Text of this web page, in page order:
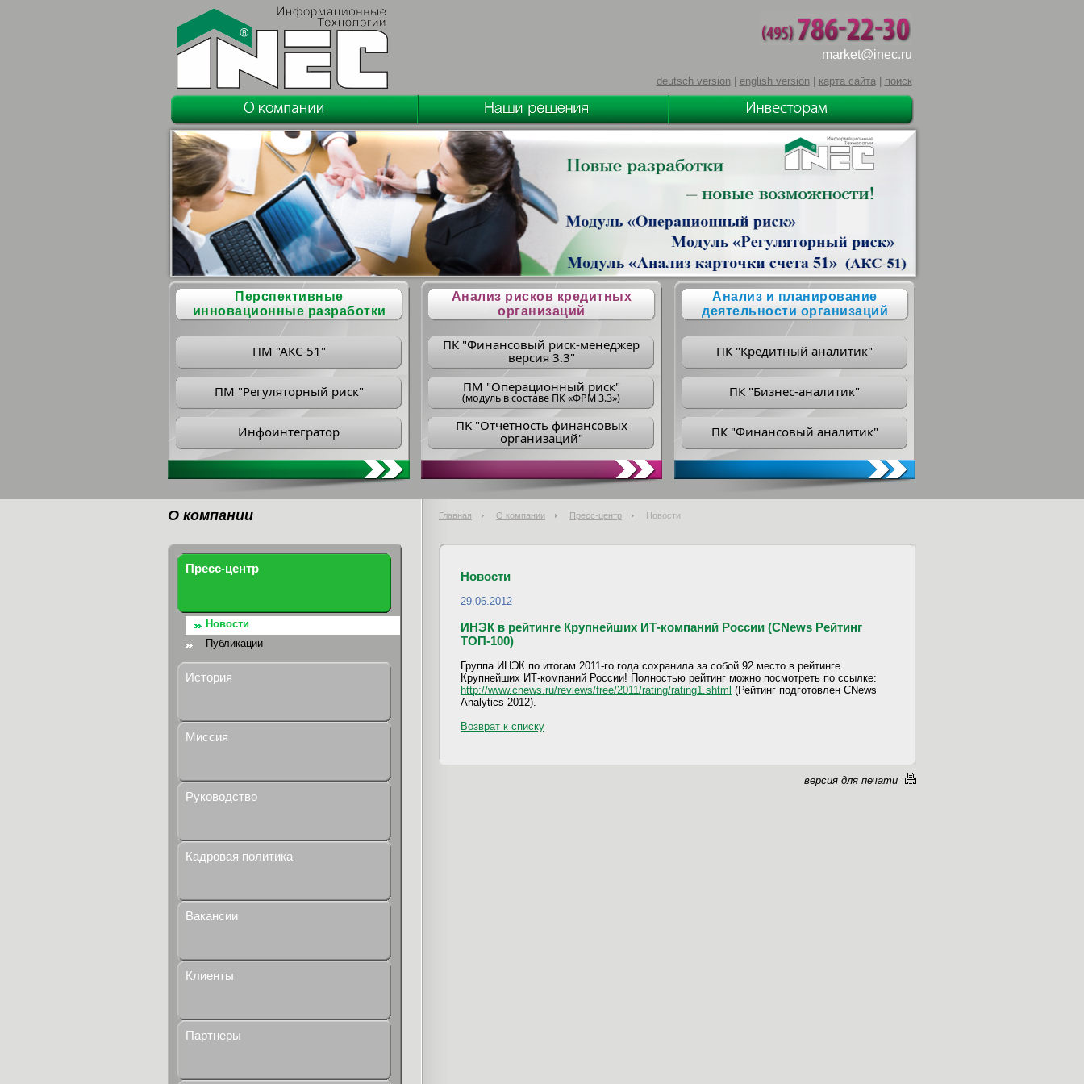
market@inec.ru
deutsch version| english version| карта сайта| поиск
Перспективные
инновационные разработки
ПМ "АКС-51"
ПМ "Регуляторный риск"
Инфоинтегратор
Анализ рисков кредитных
организаций
ПК "Финансовый риск-менеджер
версия 3.3"
ПM "Операционный риск"
(модуль в составе ПК «ФРМ 3.3»)
ПK "Отчетность финансовых
организаций"
Анализ и планирование
деятельности организаций
ПК "Кредитный аналитик"
ПК "Бизнес-аналитик"
ПК "Финансовый аналитик"
О компании Главная О компании Пресс-центр Новости
Пресс-центр
Новости
Публикации
История
Миссия
Руководство
Кадровая политика
Вакансии
Клиенты
Партнеры
Новости
29.06.2012
ИНЭК в рейтинге Крупнейших ИТ-компаний России (CNews Рейтинг
ТОП-100)
Группа ИНЭК по итогам 2011-го года сохранила за собой 92 место в рейтинге
Крупнейших ИТ-компаний России! Полностью рейтинг можно посмотреть по ссылке:
http://www.cnews.ru/reviews/free/2011/rating/rating1.shtml (Рейтинг подготовлен CNews
Analytics 2012).
Возврат к списку
версия для печати